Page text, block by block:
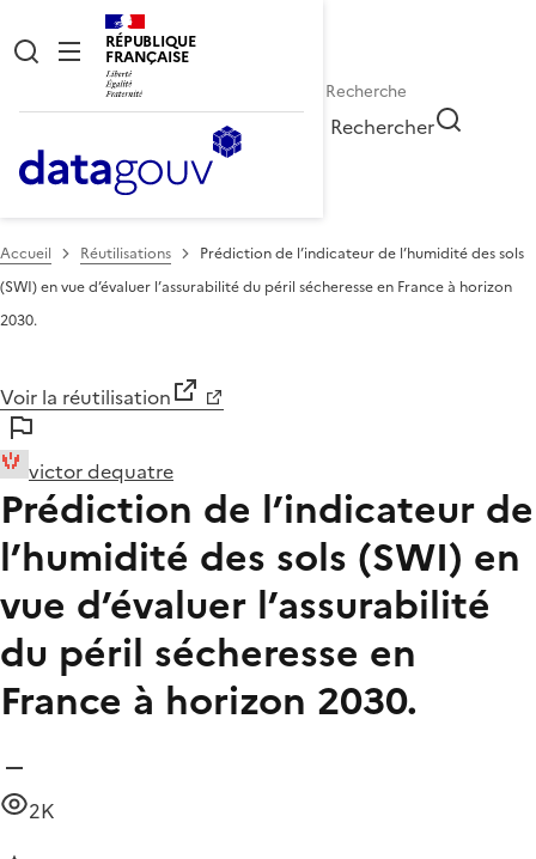
RÉPUBLIQUE
FRANÇAISE
Rechercher
Accueil Réutilisations
Prédiction de l’indicateur de l’humidité des sols
(SWI) en vue d’évaluer l’assurabilité du péril sécheresse en France à horizon
2030.
Voir la réutilisation
victor dequatre
Prédiction de l’indicateur de
l’humidité des sols (SWI) en
vue d’évaluer l’assurabilité
du péril sécheresse en
France à horizon 2030.
2K